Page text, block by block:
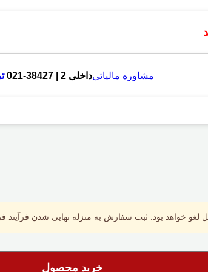
مشاوره مالیاتیداخلی 2 | 38427-021
خواهد بود. ثبت سفارش به منزله نهایی شدن
خرید محصول